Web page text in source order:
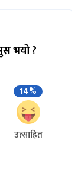
भयो ?
14%
उत्साहित